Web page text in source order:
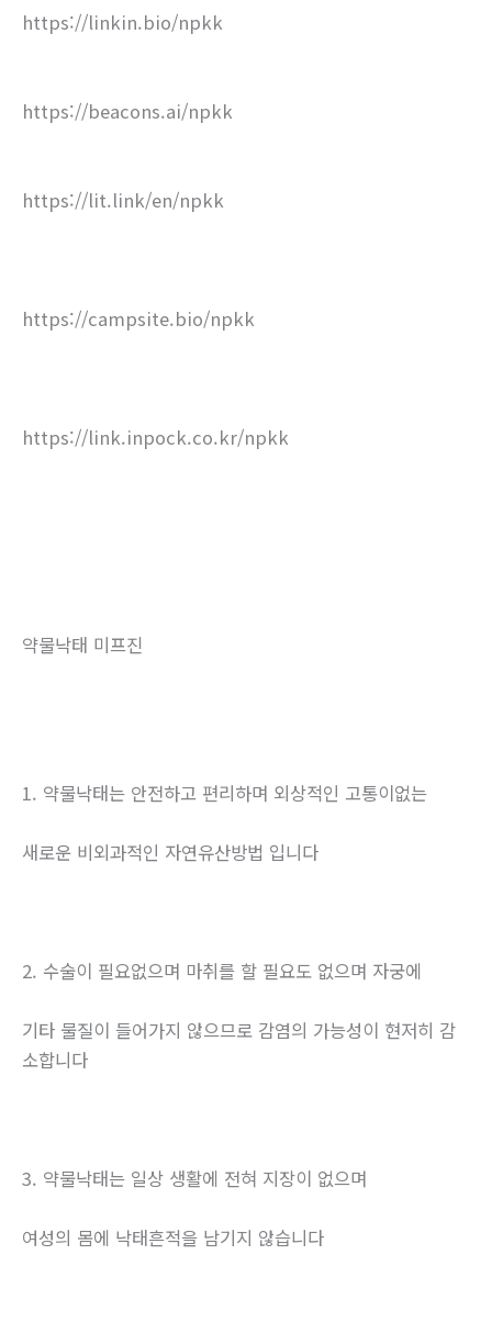
https://linkin.bio/npkk
https://beacons.ai/npkk
https://lit.link/en/npkk
https://campsite.bio/npkk
https://link.inpock.co.kr/npkk
약물낙태 미프진
1. 약물낙태는 안전하고 편리하며 외상적인 고통이없는
새로운 비외과적인 자연유산방법 입니다
2. 수술이 필요없으며 마취를 할 필요도 없으며 자궁에
기타 물질이 들어가지 않으므로 감염의 가능성이 현저히 감
소합니다
3. 약물낙태는 일상 생활에 전혀 지장이 없으며
여성의 몸에 낙태흔적을 남기지 않습니다